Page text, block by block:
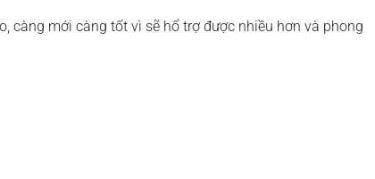
càng mới càng tốt vì sẽ hổ trợ được nhiều hơn và phong